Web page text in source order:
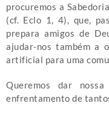
procuremos a
(cf. Eclo 1, 4), que,
prepara amigos de
ajudar-nos também a
artificial para uma
Queremos dar
enfrentamento de